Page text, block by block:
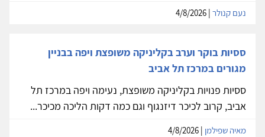
נעם קנולר
ססיות בוקר וערב בקליניקה משופצת ויפה בבניין
מגורים במרכז תל אביב
ססיות פנויות בקליניקה משופצת, נעימה ויפה במרכז תל
אביב, קרוב לכיכר דיזנגוף וגם כמה דקות הליכה מכיכר...
מאיה שפילמן